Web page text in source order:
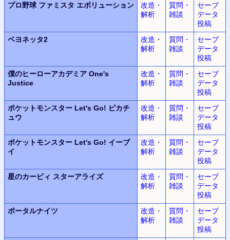
プロ野球 ファミスタ エボリューション
改造・
解析
質問・
雑談
セーブ
データ
投稿
ベヨネッタ2
改造・
解析
質問・
雑談
セーブ
データ
投稿
僕のヒーローアカデミア One's
Justice
改造・
解析
質問・
雑談
セーブ
データ
投稿
ポケットモンスター Let's Go! ピカチ
ュウ
改造・
解析
質問・
雑談
セーブ
データ
投稿
ポケットモンスター Let's Go! イーブ
イ
改造・
解析
質問・
雑談
セーブ
データ
投稿
星のカービィ スターアライズ
改造・
解析
質問・
雑談
セーブ
データ
投稿
ポータルナイツ
改造・
解析
質問・
雑談
セーブ
データ
投稿